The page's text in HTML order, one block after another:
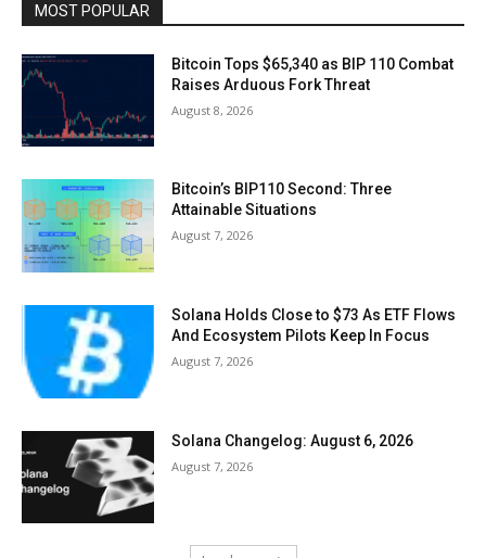
MOST POPULAR
Bitcoin Tops $65,340 as BIP 110 Combat
Raises Arduous Fork Threat
August 8, 2026
Bitcoin’s BIP110 Second: Three
Attainable Situations
August 7, 2026
Solana Holds Close to $73 As ETF Flows
And Ecosystem Pilots Keep In Focus
August 7, 2026
Solana Changelog: August 6, 2026
August 7, 2026